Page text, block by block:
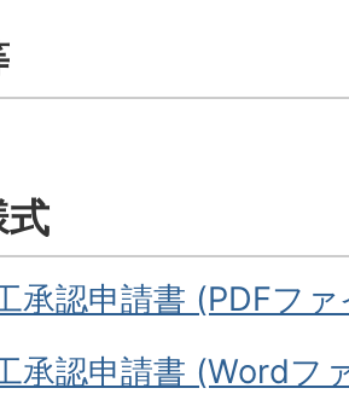
式
承認申請書 (PDFフ
承認申請書 (Wordフ